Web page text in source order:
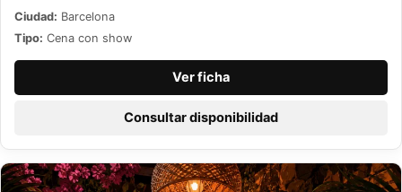
Ciudad: Barcelona
Tipo: Cena con show
Ver ficha
Consultar disponibilidad